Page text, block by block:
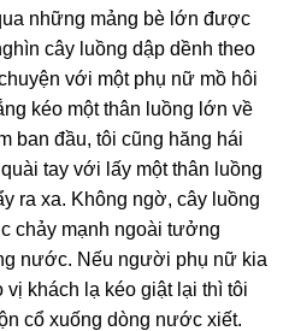
những mảng bè lớn được
cây luồng dập dềnh theo
với một phụ nữ mồ hôi
kéo một thân luồng lớn về
ban đầu, tôi cũng hăng hái
tay với lấy một thân luồng
ra xa. Không ngờ, cây luồng
chảy mạnh ngoài tưởng
nước. Nếu người phụ nữ kia
vị khách lạ kéo giật lại thì tôi
cổ xuống dòng nước xiết.